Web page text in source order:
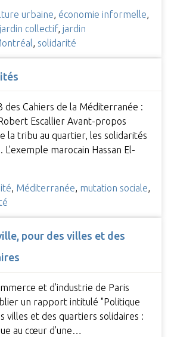
urbaine économie informelle
jardin collectif, jardin
solidarité
des Cahiers de la Méditerranée :
Escallier Avant-propos
la tribu au quartier, les solidarités
marocain Hassan El-
, Méditerranée, mutation sociale,
pour des villes et des
et d’industrie de Paris
un rapport intitulé "Politique
villes et des quartiers solidaires :
au cœur d’une…